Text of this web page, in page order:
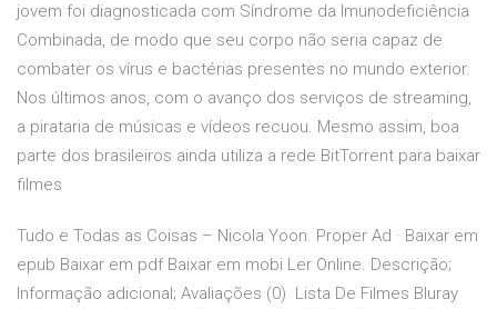
jovem foi diagnosticada com Síndrome da Imunodeficiência
Combinada, de modo que seu corpo não seria capaz de
combater os vírus e bactérias presentes no mundo exterior.
Nos últimos anos, com o avanço dos serviços de streaming,
a pirataria de músicas e vídeos recuou. Mesmo assim, boa
parte dos brasileiros ainda utiliza a rede BitTorrent para baixar
filmes
Tudo e Todas as Coisas – Nicola Yoon. Proper Ad · Baixar em
epub Baixar em pdf Baixar em mobi Ler Online. Descrição;
Informação adicional; Avaliações (0) Lista De Filmes Bluray